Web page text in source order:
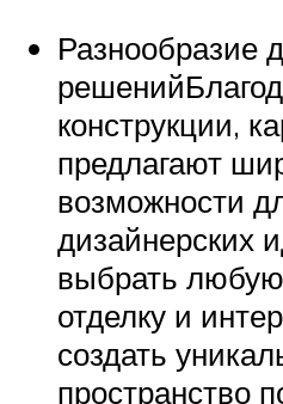
Разнообразие
конструкции,
предлагают
возможности
дизайнерских
выбрать
отделку и
создать
пространство